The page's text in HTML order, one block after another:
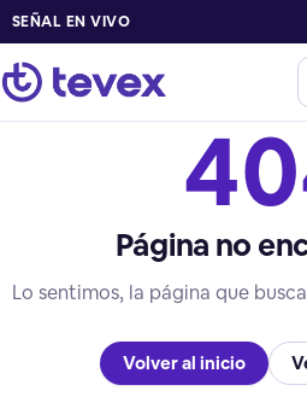
SEÑAL EN VIVO
Página no
Lo sentimos, la página que
Volver al inicio